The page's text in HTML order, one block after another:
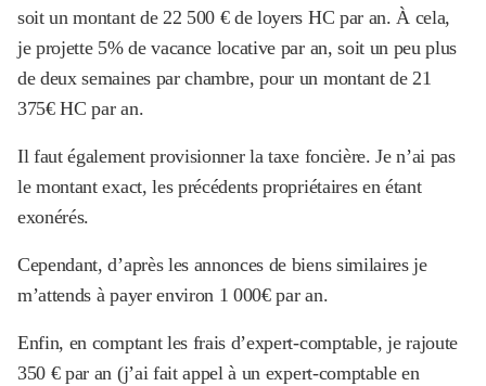
soit un montant de 22 500 € de loyers HC par an. À cela,
je projette 5% de vacance locative par an, soit un peu plus
de deux semaines par chambre, pour un montant de 21
375€ HC par an.
Il faut également provisionner la taxe foncière. Je n’ai pas
le montant exact, les précédents propriétaires en étant
exonérés.
Cependant, d’après les annonces de biens similaires je
m’attends à payer environ 1 000€ par an.
Enfin, en comptant les frais d’expert-comptable, je rajoute
350 € par an (j’ai fait appel à un expert-comptable en